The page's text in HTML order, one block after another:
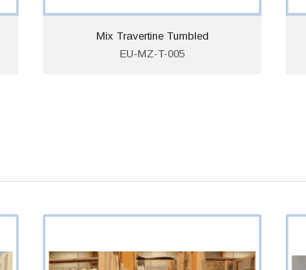
Mix Travertine Tumbled
EU-MZ-T-005